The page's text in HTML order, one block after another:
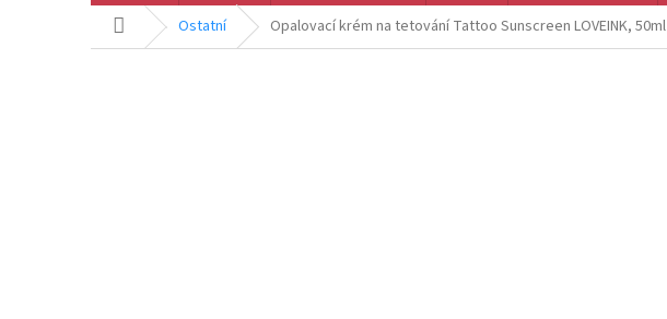
Domů Ostatní Opalovací krém na tetování Tattoo Sunscreen LOVEINK, 50ml